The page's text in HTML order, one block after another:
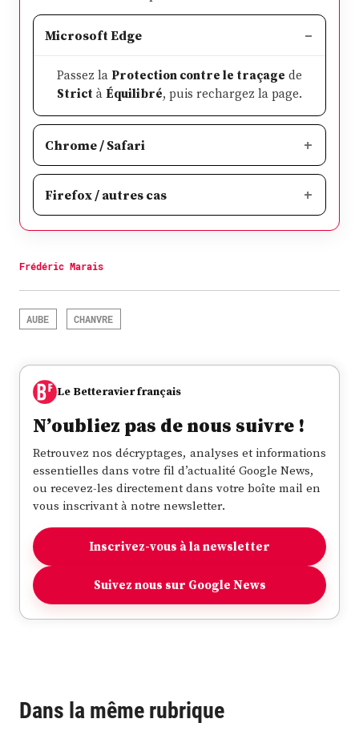
Microsoft Edge
Passez laProtection contre le traçage de
StrictàÉquilibré, puis rechargez la page.
Chrome / Safari
Firefox / autres cas
Frédéric Marais
AUBE CHANVRE
Le Betteravier français
N’oubliez pas de nous suivre !
Retrouvez nos décryptages, analyses et informations
essentielles dans votre fil d’actualité Google News,
ou recevez-les directement dans votre boîte mail en
vous inscrivant à notre newsletter.
Inscrivez-vous à la newsletter
Suivez nous sur Google News
Dans la même rubrique